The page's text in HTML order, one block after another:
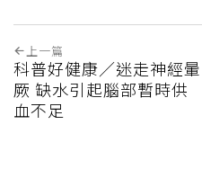
上一篇
科普好健康／迷走神經暈
厥 缺水引起腦部暫時供
血不足